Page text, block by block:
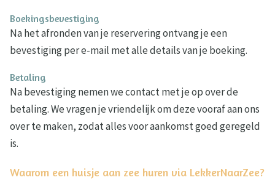
Boekingsbevestiging
Na het afronden van je reservering ontvang je een
bevestiging per e-mail met alle details van je boeking.
Betaling
Na bevestiging nemen we contact met je op over de
betaling. We vragen je vriendelijk om deze vooraf aan ons
over te maken, zodat alles voor aankomst goed geregeld
is.
Waarom een huisje aan zee huren via LekkerNaarZee?